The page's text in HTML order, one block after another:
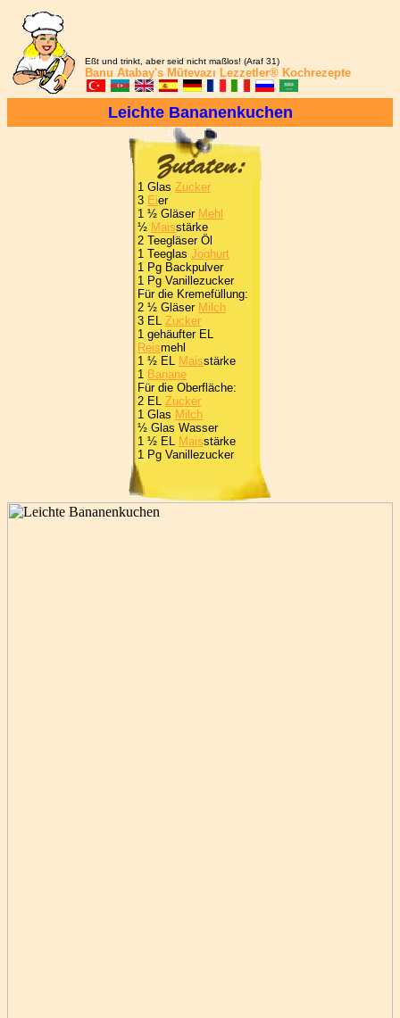
Eßt und trinkt, aber seid nicht maßlos! (Araf 31)
Banu Atabay's Mütevazı Lezzetler® Kochrezepte
Leichte Bananenkuchen
1 Glas Zucker
3 Eier
1 ½ Gläser Mehl
½ Maisstärke
2 Teegläser Öl
1 Teeglas Joghurt
1 Pg Backpulver
1 Pg Vanillezucker
Für die Kremefüllung:
2 ½ Gläser Milch
3 EL Zucker
1 gehäufter EL
Reismehl
1 ½ EL Maisstärke
1 Banane
Für die Oberfläche:
2 EL Zucker
1 Glas Milch
½ Glas Wasser
1 ½ EL Maisstärke
1 Pg Vanillezucker